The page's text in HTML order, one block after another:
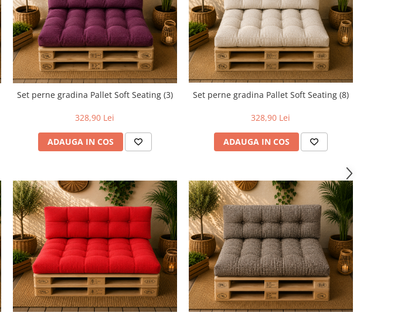
Set perne gradina Pallet Soft Seating (3)
328,90 Lei
ADAUGA IN COS
Set perne gradina Pallet Soft Seating (8)
328,90 Lei
ADAUGA IN COS